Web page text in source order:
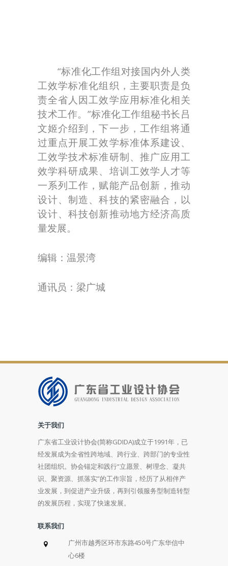
“标准化工作组对接国内外人类
工效学标准化组织，主要职责是负
责全省人因工效学应用标准化相关
技术工作。”标准化工作组秘书长吕
文姬介绍到，下一步，工作组将通
过重点开展工效学标准体系建设、
工效学技术标准研制、推广应用工
效学科研成果、培训工效学人才等
一系列工作，赋能产品创新，推动
设计、制造、科技的紧密融合，以
设计、科技创新推动地方经济高质
量发展。
编辑：温景湾
通讯员：梁广城
关于我们
广东省工业设计协会(简称GDIDA)成立于1991年，已
经发展成为全省性跨地域、跨行业、跨部门的专业性
社团组织。协会锚定和践行“立愿景、树理念、凝共
识、聚资源、抓落实”的工作宗旨，经历了从相伴产
业发展，到促进产业升级，再到引领服务型制造转型
的发展历程，实现了快速发展。
联系我们
广州市越秀区环市东路450号广东华信中
心6楼